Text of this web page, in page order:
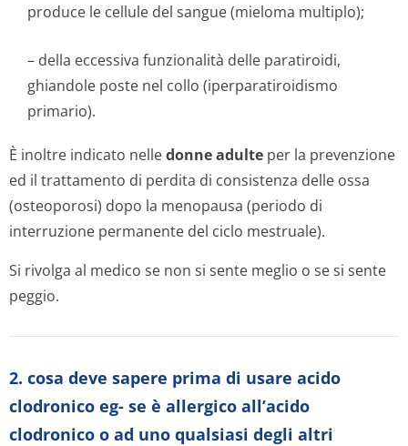
produce le cellule del sangue (mieloma multiplo);
– della eccessiva funzionalità delle paratiroidi,
ghiandole poste nel collo (iperparatiroidismo
primario).
È inoltre indicato nelledonne adulte per la prevenzione
ed il trattamento di perdita di consistenza delle ossa
(osteoporosi) dopo la menopausa (periodo di
interruzione permanente del ciclo mestruale).
Si rivolga al medico se non si sente meglio o se si sente
peggio.
2. cosa deve sapere prima di usare acido
clodronico eg- se è allergico all’acido
clodronico o ad uno qualsiasi degli altri